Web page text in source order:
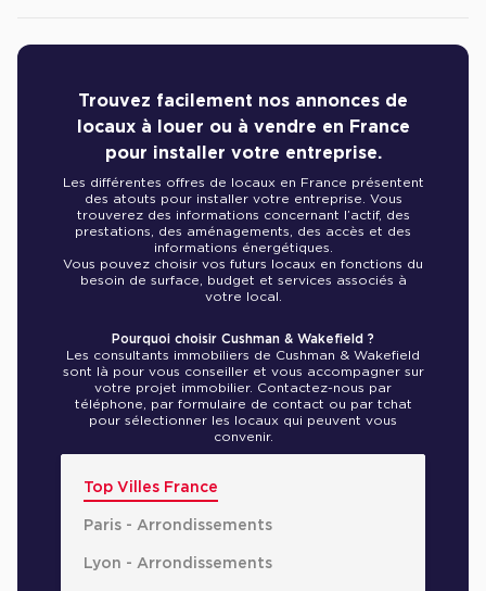
Trouvez facilement nos annonces de
locaux à louer ou à vendre en France
pour installer votre entreprise.
Les différentes offres de locaux en France présentent
des atouts pour installer votre entreprise. Vous
trouverez des informations concernant l’actif, des
prestations, des aménagements, des accès et des
informations énergétiques.
Vous pouvez choisir vos futurs locaux en fonctions du
besoin de surface, budget et services associés à
votre local.
Pourquoi choisir Cushman & Wakefield ?
Les consultants immobiliers de Cushman & Wakefield
sont là pour vous conseiller et vous accompagner sur
votre projet immobilier. Contactez-nous par
téléphone, par formulaire de contact ou par tchat
pour sélectionner les locaux qui peuvent vous
convenir.
Top Villes France
Paris - Arrondissements
Lyon - Arrondissements